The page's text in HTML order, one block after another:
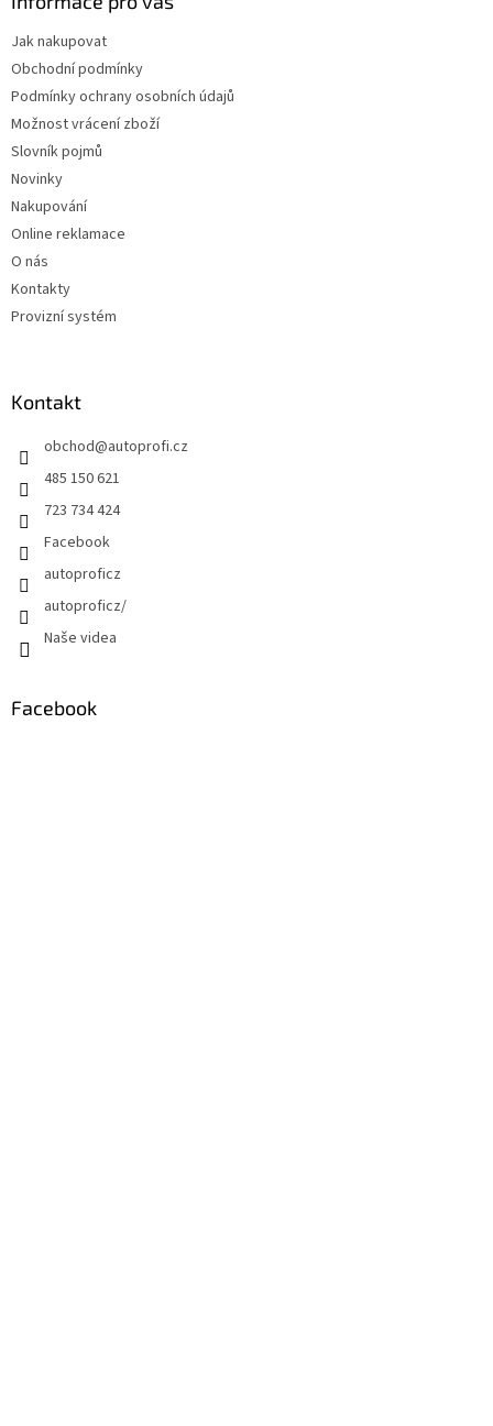
Jak nakupovat
Obchodní podmínky
Podmínky ochrany osobních údajů
Možnost vrácení zboží
Slovník pojmů
Novinky
Nakupování
Online reklamace
O nás
Kontakty
Provizní systém
Kontakt
obchod@autoprofi.cz
485 150 621
723 734 424
Facebook
autoproficz
autoproficz/
Naše videa
Facebook